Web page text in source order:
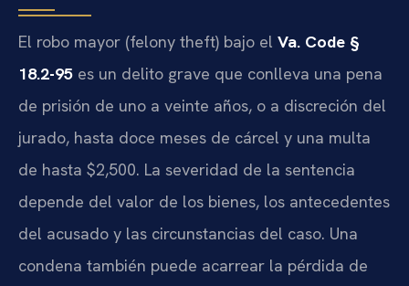
El robo mayor (felony theft) bajo el Va. Code §
18.2-95 es un delito grave que conlleva una pena
de prisión de uno a veinte años, o a discreción del
jurado, hasta doce meses de cárcel y una multa
de hasta $2,500. La severidad de la sentencia
depende del valor de los bienes, los antecedentes
del acusado y las circunstancias del caso. Una
condena también puede acarrear la pérdida de